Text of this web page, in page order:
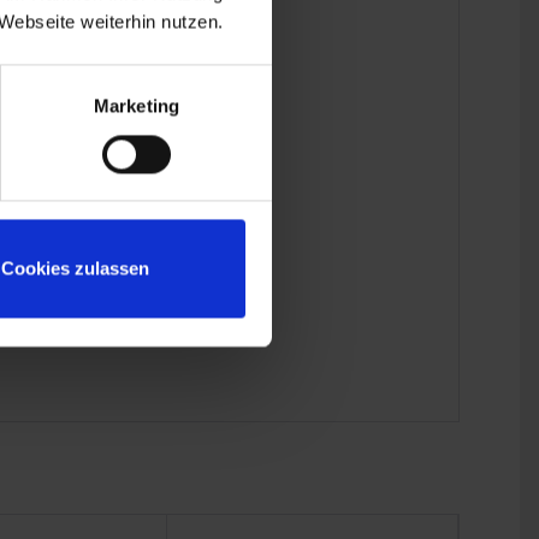
weiterhin nutzen.
Marketing
Cookies zulassen